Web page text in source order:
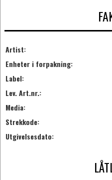
Artist:
Enheter i forpakning:
Label:
Lev. Art.nr.:
Media:
Strekkode:
Utgivelsesdato: